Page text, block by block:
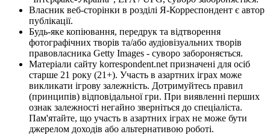
Власник веб-сторінки в розділі Я-Корреспондент є автор
публікації.
Будь-яке копіювання, передрук та відтворення
фотографічних творів та/або аудіовізуальних творів
правовласника Getty Images - суворо забороняється.
Матеріали сайту korrespondent.net призначені для осіб
старше 21 року (21+). Участь в азартних іграх може
викликати ігрову залежність. Дотримуйтесь правил
(принципів) відповідальної гри. При виявленні перших
ознак залежності негайно зверніться до спеціаліста.
Пам'ятайте, що участь в азартних іграх не може бути
джерелом доходів або альтернативою роботі.